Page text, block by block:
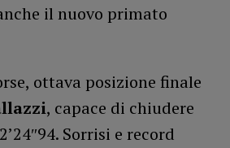
il nuovo primato
ottava posizione finale
, capace di chiudere
Sorrisi e record